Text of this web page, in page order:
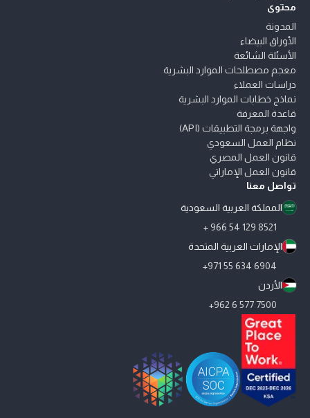
محتوى
المدونة
الأوراق البيضاء
الأسئلة الشائعة
معجم مصطلحات الموارد البشرية
دراسات العملاء
نماذج خطابات الموارد البشرية
قاعدة المعرفة
واجهة برمجة التطبيقات (API)
نظام العمل السعودي
قانون العمل المصري
قانون العمل الإماراتي
تواصل معنا
المملكة العربية السعودية
8521 129 54 966 +
الإمارات العربية المتحدة
6904 634 55 971+
الأردن
7500 577 6 962+